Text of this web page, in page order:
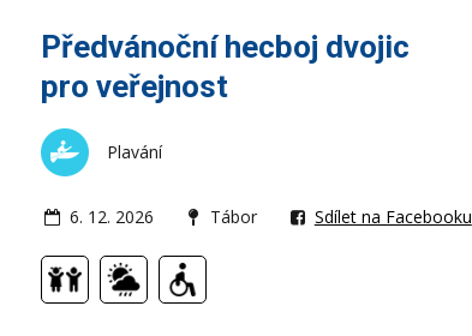
Předvánoční hecboj dvojic
pro veřejnost
Plavání
6. 12. 2026 Tábor Sdílet na Facebooku